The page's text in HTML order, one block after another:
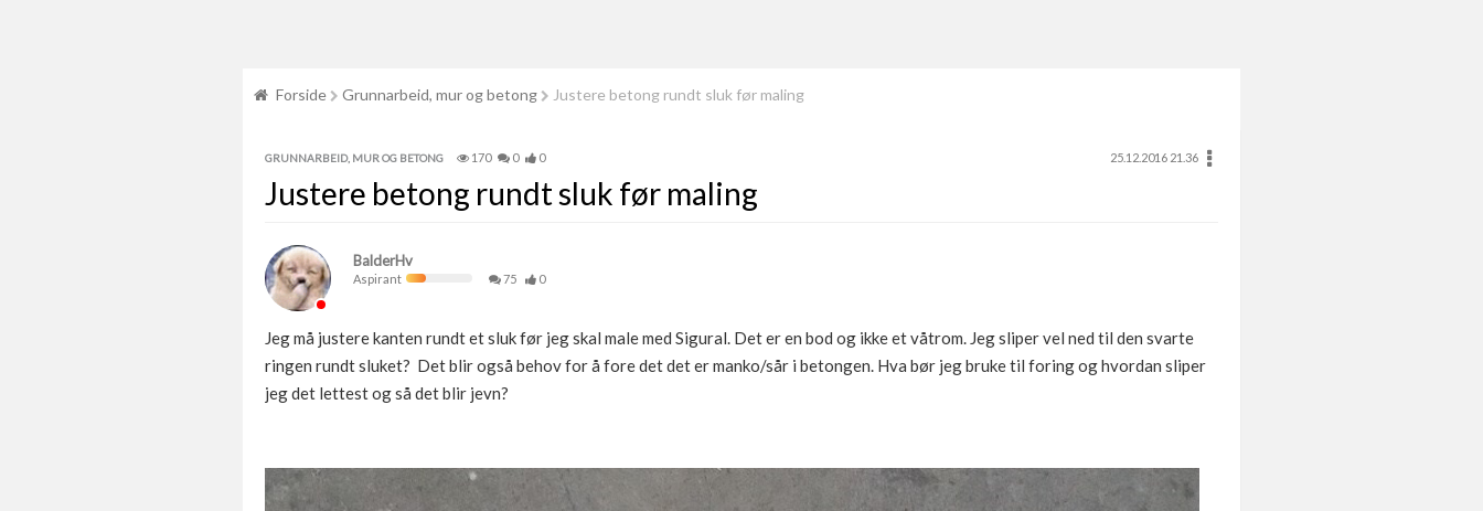
Forside Grunnarbeid, mur og betong Justere betong rundt sluk før maling
GRUNNARBEID, MUR OG BETONG 170 0 0 25.12.2016 21.36
Justere betong rundt sluk før maling
BalderHv
Aspirant 75 0
Jeg må justere kanten rundt et sluk før jeg skal male med Sigural. Det er en bod og ikke et våtrom. Jeg sliper vel ned til den svarte
ringen rundt sluket? Det blir også behov for å fore det det er manko/sår i betongen. Hva bør jeg bruke til foring og hvordan sliper
jeg det lettest og så det blir jevn?